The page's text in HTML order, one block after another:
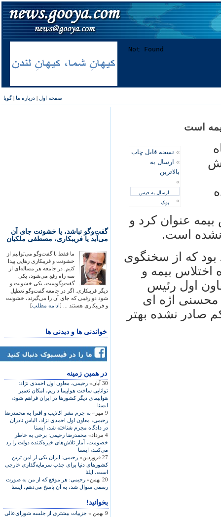
صفحه اول | درباره ما |گویا
گفت‌وگو نباشد، یا خشونت جای آن
می‌آید یا فریبکاری، مصطفی ملکیان
ما فقط با گفت‌وگو می‌توانیم از
خشونت و فریبکاری رهایی پیدا
کنیم. در جامعه هر مساله‌ای از
سه راه رفع می‌شود، یکی
گفت‌وگوست، یکی خشونت و
دیگر فریبکاری. اگر در جامعه گفت‌وگو تعطیل
شود دو رقیبی که جای آن را می‌گیرند، خشونت
و فریبکاری هستند ... [ادامه مطلب]
خواندنی ها و دیدنی ها
در همين زمينه
30 آبان»
رحيمی، معاون اول احمدی نژاد:
توانايی ساخت هواپيما داريم، امکان تعمير
هواپيمای ديگر کشورها در ايران فراهم شود،
ايسنا
9 مهر»
به جرم نشر اکاذيب و افترا به محمدرضا
رحيمی، معاون اول احمدی نژاد، الياس نادران
در دادگاه مجرم شناخته شد، ايسنا
4 مرداد»
محمدرضا رحيمی: برخی به خاطر
خصومت، آمار تلاش‌های خيره‌کننده دولت را رد
می‌کنند، ايسنا
27 فروردین»
رحيمی: ايران يکی از امن ترين
کشورهای دنيا برای جذب سرمايه‌گذاری خارجی
است، ايلنا
20 بهمن»
رحيمی: هر موقع که از من به صورت
رسمی سوال شد، به آن پاسخ می‌دهم، ايسنا
بخوانید!
9 بهمن »
جزییات بیشتری از جلسه شورای‌عالی
است
» نسخه قابل چاپ
» ارسال به
بالاترین
»
ارسال به فیس
بوک
»
عنوان کرد و
نشده است.
به گزارش خبرنگار مهر دی ماه سال ۸۹ بود که از سخنگوی
اختلاس بيمه و
اول رئيس
محسنی اژه ای
صادر نشده بهتر